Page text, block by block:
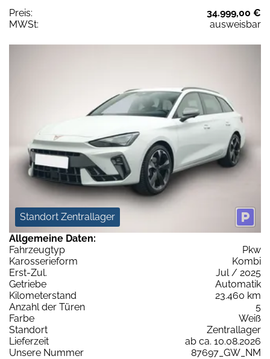
Preis:
34.999,00 €
MWSt:
ausweisbar
Standort Zentrallager
Allgemeine Daten:
Fahrzeugtyp
Pkw
Karosserieform
Kombi
Erst-Zul.
Jul / 2025
Getriebe
Automatik
Kilometerstand
23.460 km
Anzahl der Türen
5
Farbe
Weiß
Standort
Zentrallager
Lieferzeit
ab ca. 10.08.2026
Unsere Nummer
87697_GW_NM